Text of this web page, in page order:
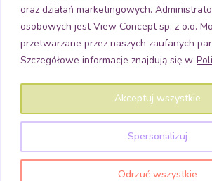
oraz działań marketingowych.
osobowych jest View Concept sp. z o.o.
przetwarzane przez naszych zaufanych
Szczegółowe informacje znajdują się w
Spersonalizuj
Odrzuć wszystkie
Akceptuj wszystkie
Pobierz aplikację
Copyright © 2026 View Concept
Wszystkie prawa